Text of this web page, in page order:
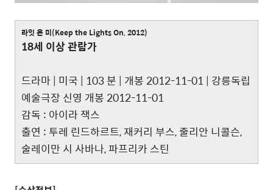
라잇 온 미(Keep the Lights On, 2012)
18세 이상 관람가
드라마 | 미국 | 103 분 | 개봉 2012-11-01 | 강릉독립
예술극장 신영 개봉 2012-11-01
감독 : 아이라 잭스
출연 : 투레 린드하르트, 재커리 부스, 줄리안 니콜슨,
술레이만 시 사바나, 파프리카 스틴